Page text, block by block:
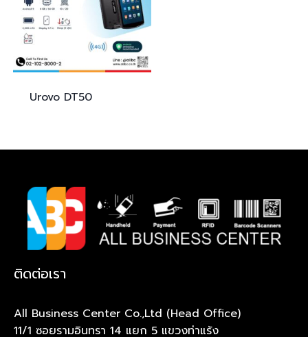
Urovo DT50
ติดต่อเรา
All Business Center Co.,Ltd (Head Office)
11/1 ซอยรามอินทรา 14 แยก 5 แขวงท่าแร้ง